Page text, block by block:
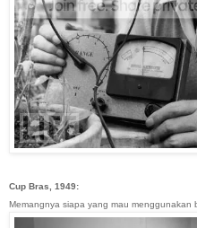
Cup Bras, 1949:
Memangnya siapa yang mau menggunakan